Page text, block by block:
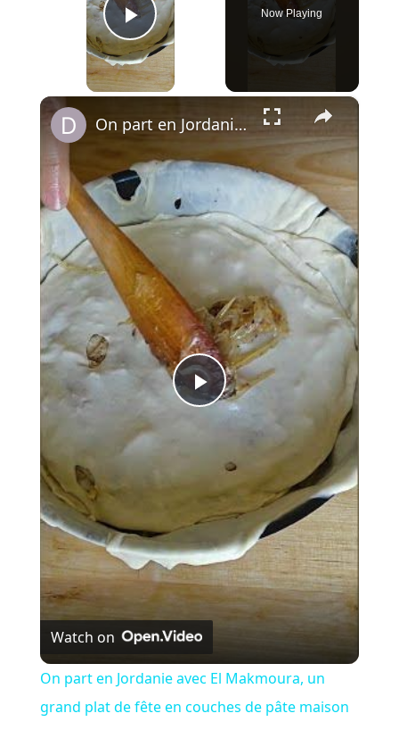
Play Video
Now Playing
×
P
l
a
y
V
i
On part en Jordanie avec El Makmoura, un grand plat de fête en couches de pâte maison
Watch on
On part en Jordanie avec El Makmoura, un
grand plat de fête en couches de pâte maison